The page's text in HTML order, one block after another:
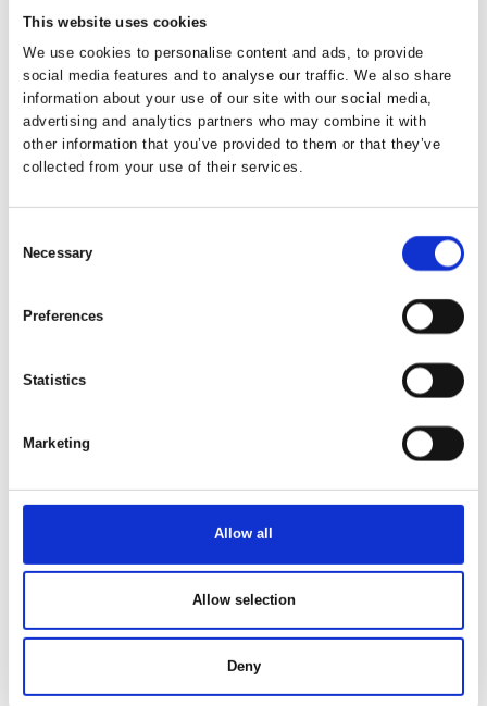
This website uses cookies
We use cookies to personalise content and ads, to provide
social media features and to analyse our traffic. We also share
information about your use of our site with our social media,
advertising and analytics partners who may combine it with
other information that you’ve provided to them or that they’ve
collected from your use of their services.
Selection
Necessary
Preferences
Statistics
Marketing
Allow all
Allow selection
Deny
DM Finale i Tractor Pulling
SES - Sønderjylland Elite Speedway
Vojens Speedway Center & SES Festival 2026
Danmarks Nationale Speedway Arena, hjemmebane for SES -
Sønderjylland Elite Speedway i SpeedwayLigaen og vært for